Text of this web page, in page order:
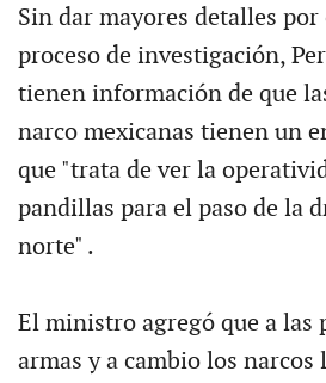
Sin dar mayores detalles
proceso de investigación,
tienen información de que
narco mexicanas tienen un
que "trata de ver la
pandillas para el paso de la
norte" .
El ministro agregó que a las
armas y a cambio los narcos